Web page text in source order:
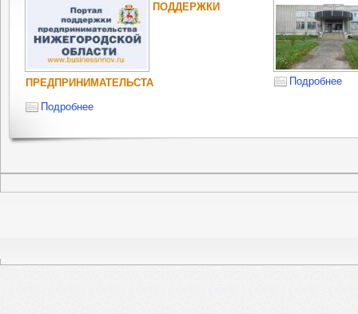
ПОДДЕРЖКИ
ПРЕДПРИНИМАТЕЛЬСТА
Подробнее
Подробнее